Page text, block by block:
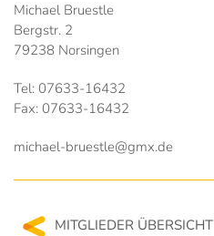
Michael Bruestle
Bergstr. 2
79238 Norsingen
Tel: 07633-16432
Fax: 07633-16432
michael-bruestle@gmx.de
MITGLIEDER ÜBERSICHT